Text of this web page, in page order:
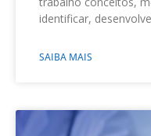
identificar,
SAIBA MAIS